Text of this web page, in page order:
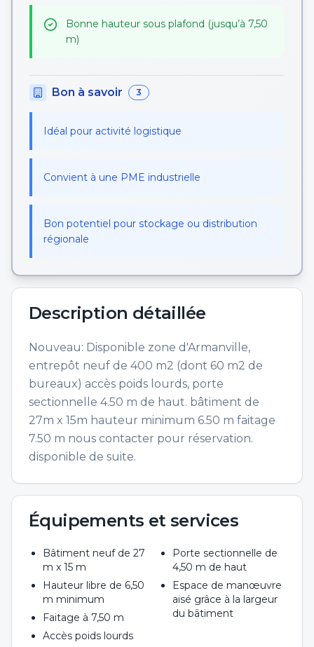
Bonne hauteur sous plafond (jusqu’à 7,50
m)
Bon à savoir 3
Idéal pour activité logistique
Convient à une PME industrielle
Bon potentiel pour stockage ou distribution
régionale
Description détaillée
Nouveau: Disponible zone d'Armanville,
entrepôt neuf de 400 m2 (dont 60 m2 de
bureaux) accès poids lourds, porte
sectionnelle 4.50 m de haut. bâtiment de
27m x 15m hauteur minimum 6.50 m faitage
7.50 m nous contacter pour réservation.
disponible de suite.
Équipements et services
Bâtiment neuf de 27
m x 15 m
Hauteur libre de 6,50
m minimum
Faitage à 7,50 m
Accès poids lourds
Porte sectionnelle de
4,50 m de haut
Espace de manœuvre
aisé grâce à la largeur
du bâtiment